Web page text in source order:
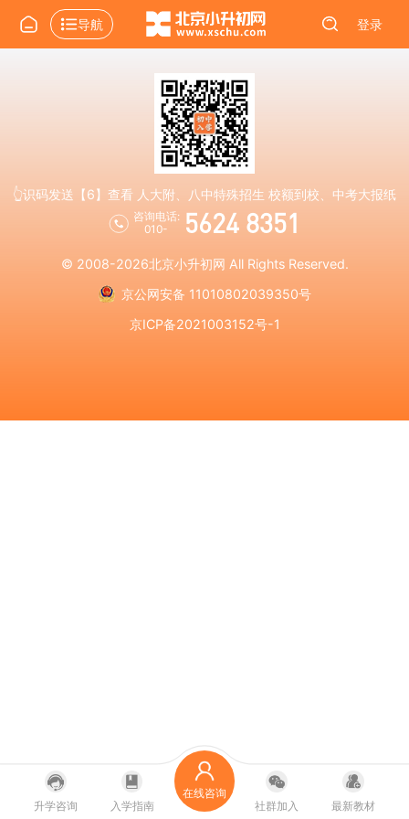
导航 登录
👆识码发送【6】查看 人大附、八中特殊招生 校额到校、中考大报纸
咨询电话:
010-
5624 8351
© 2008-2026北京小升初网 All Rights Reserved.
京公网安备 11010802039350号
京ICP备2021003152号-1
升学咨询 入学指南
在线咨询
社群加入
最新教材